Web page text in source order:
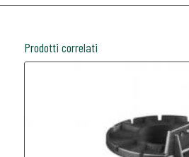
Prodotti correlati